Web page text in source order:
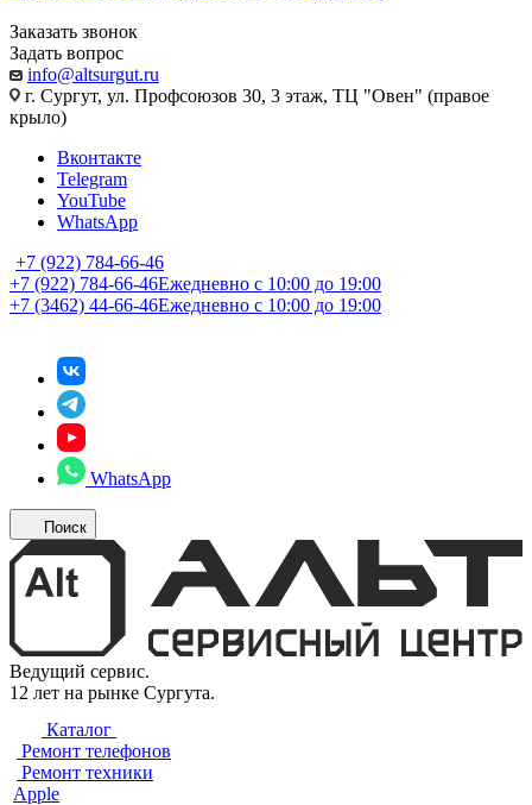
Заказать звонок
Задать вопрос
info@altsurgut.ru
г. Сургут, ул. Профсоюзов 30, 3 этаж, ТЦ "Овен" (правое
крыло)
Вконтакте
Telegram
YouTube
WhatsApp
+7 (922) 784-66-46
+7 (922) 784-66-46Ежедневно с 10:00 до 19:00
+7 (3462) 44-66-46Ежедневно с 10:00 до 19:00
WhatsApp
Поиск
Ведущий сервис.
12 лет на рынке Сургута.
Каталог
Ремонт телефонов
Ремонт техники
Apple